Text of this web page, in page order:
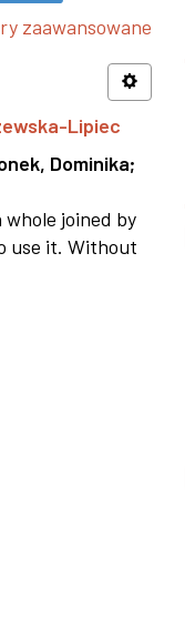
zaawansowane
Lipiec
Dominika;
joined by
use it. Without